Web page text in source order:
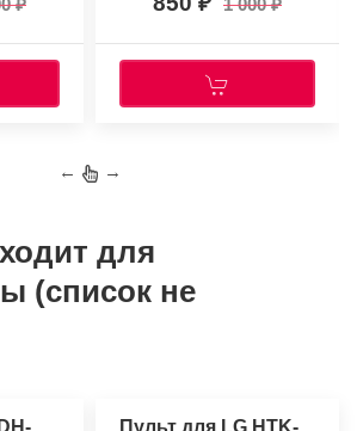
1 000
← →
для
(список не